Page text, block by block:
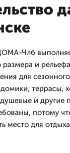
Члб
размера и
для
террасы,
и другие
потому
место для